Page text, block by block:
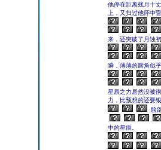
他停在距离残月十
上，又扫过他怀中
来，还突破了月蚀
瞬，薄薄的唇角似
星辰之力居然没被
力，比预想的还要
脸
中的星痕。